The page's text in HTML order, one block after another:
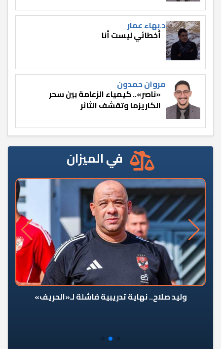
د.بهاء عمار
أخطائي ليست أنا
مروان حمدون
«ناصر».. كيمياء الزعامة بين سحر
الكاريزما وتقشف الثائر
في الميزان
وليد صلاح.. نهاية تدريبية فاشلة لـ«الحريف»